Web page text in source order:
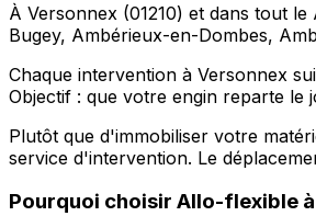
À Versonnex (01210) et dans tout
Bugey, Ambérieux-en-Dombes,
Chaque intervention à Versonnex
Objectif : que votre engin reparte le
Plutôt que d'immobiliser votre
service d'intervention. Le
Pourquoi choisir Allo-flexible à